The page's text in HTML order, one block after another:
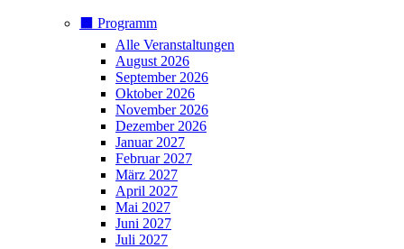
⬛️ Programm
Alle Veranstaltungen
August 2026
September 2026
Oktober 2026
November 2026
Dezember 2026
Januar 2027
Februar 2027
März 2027
April 2027
Mai 2027
Juni 2027
Juli 2027